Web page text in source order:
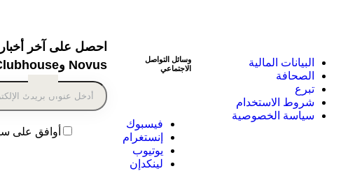
البيانات المالية
الصحافة
تبرع
شروط الاستخدام
سياسة الخصوصية
وسائل التواصل
الاجتماعي
فيسبوك
إنستغرام
يوتيوب
لينكدإن
احصل على آخر أخبار
Novus وClubhouse:
أوافق على